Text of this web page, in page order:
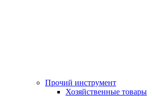
Прочий инструмент
Хозяйственные товары